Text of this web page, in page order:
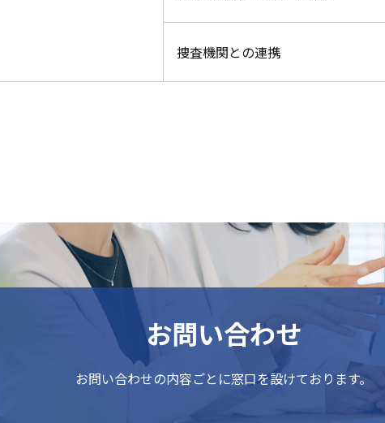
捜査機関との連携
お問い合わせ
お問い合わせの内容ごとに窓口を設けております。